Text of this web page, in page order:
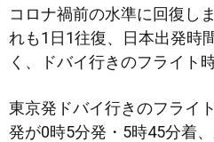
コロナ禍前の水準に回復し
れも1日1往復、日本出発時
く、ドバイ行きのフライト
東京発ドバイ行きのフライ
発が0時5分発・5時45分着